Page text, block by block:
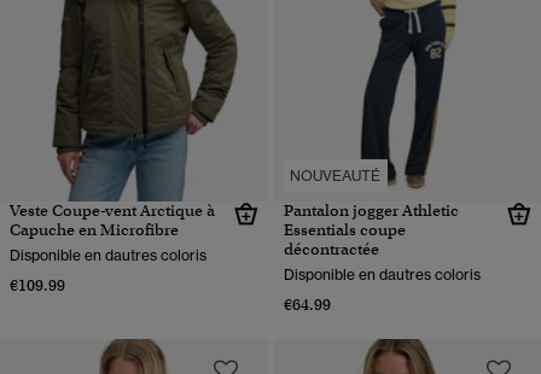
Veste Coupe-vent Arctique à
Capuche en Microfibre
Disponible en dautres coloris
€109.99
NOUVEAUTÉ
Pantalon jogger Athletic
Essentials coupe
décontractée
Disponible en dautres coloris
€64.99